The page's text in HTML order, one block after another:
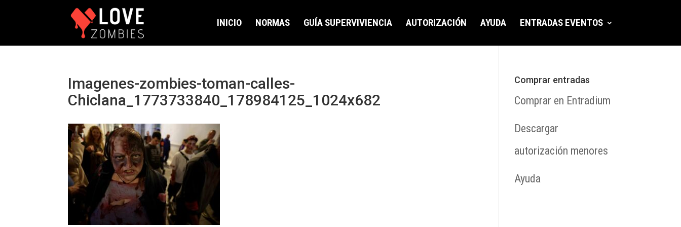
INICIO NORMAS GUÍA SUPERVIVIENCIA AUTORIZACIÓN AYUDA ENTRADAS EVENTOS
Imagenes-zombies-toman-calles-
Chiclana_1773733840_178984125_1024x682
Comprar entradas
Comprar en Entradium
Descargar
autorización menores
Ayuda